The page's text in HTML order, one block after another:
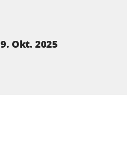
9. Okt. 2025